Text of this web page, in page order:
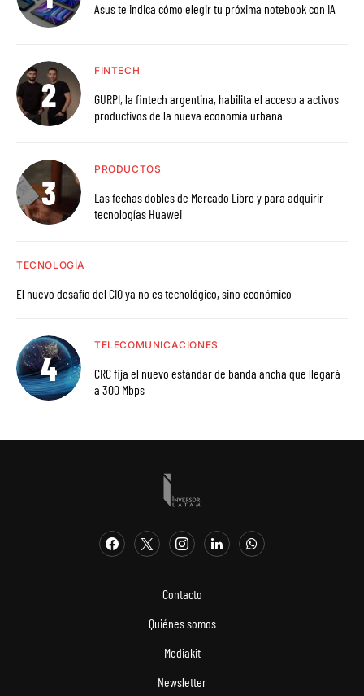
Asus te indica cómo elegir tu próxima notebook con IA
FINTECH
GURPI, la fintech argentina, habilita el acceso a activos
productivos de la nueva economía urbana
PRODUCTOS
Las fechas dobles de Mercado Libre y para adquirir
tecnologías Huawei
TECNOLOGÍA
El nuevo desafío del CIO ya no es tecnológico, sino económico
TELECOMUNICACIONES
CRC fija el nuevo estándar de banda ancha que llegará
a 300 Mbps
Contacto
Quiénes somos
Mediakit
Newsletter